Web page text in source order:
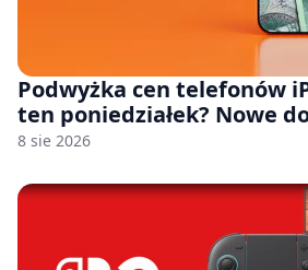
Podwyżka cen telefonów
ten poniedziałek? Nowe
8 sie 2026